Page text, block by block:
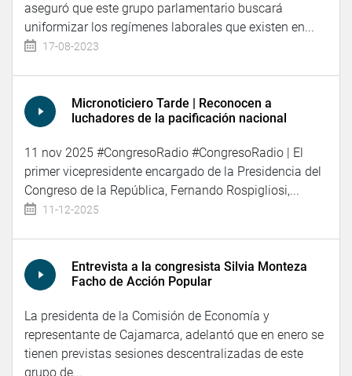
aseguró que este grupo parlamentario buscará
uniformizar los regímenes laborales que existen en...
17-08-2023
Micronoticiero Tarde | Reconocen a
luchadores de la pacificación nacional
11 nov 2025 #CongresoRadio #CongresoRadio | El
primer vicepresidente encargado de la Presidencia del
Congreso de la República, Fernando Rospigliosi,...
11-12-2025
Entrevista a la congresista Silvia Monteza
Facho de Acción Popular
La presidenta de la Comisión de Economía y
representante de Cajamarca, adelantó que en enero se
tienen previstas sesiones descentralizadas de este
grupo de...